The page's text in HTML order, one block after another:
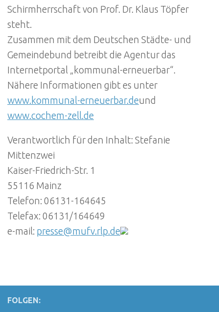
Schirmherrschaft von Prof. Dr. Klaus Töpfer
steht.
Zusammen mit dem Deutschen Städte- und
Gemeindebund betreibt die Agentur das
Internetportal „kommunal-erneuerbar“.
Nähere Informationen gibt es unter
www.kommunal-erneuerbar.deund
www.cochem-zell.de
Verantwortlich für den Inhalt: Stefanie
Mittenzwei
Kaiser-Friedrich-Str. 1
55116 Mainz
Telefon: 06131-164645
Telefax: 06131/164649
e-mail: presse@mufv.rlp.de
FOLGEN: